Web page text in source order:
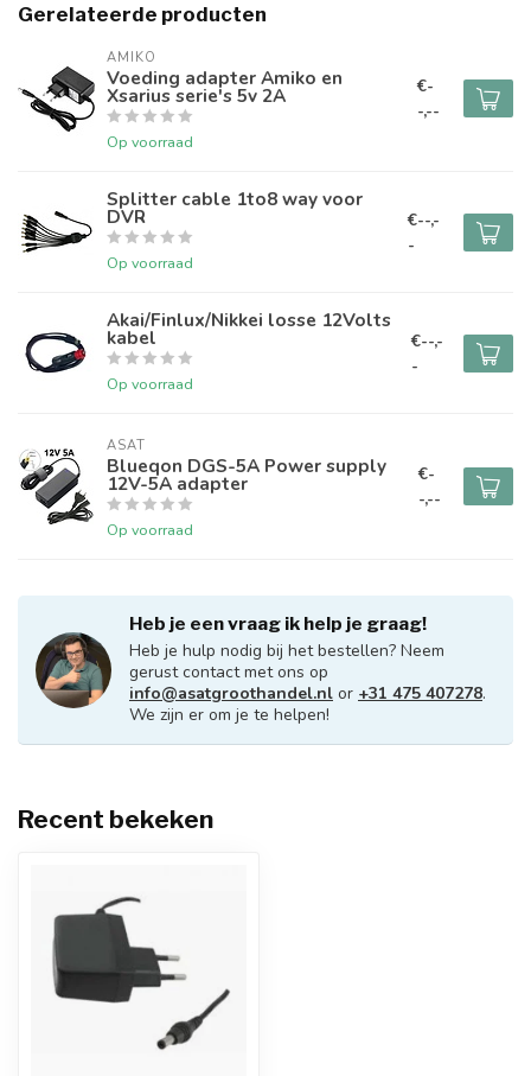
Gerelateerde producten
AMIKO
Voeding adapter Amiko en
Xsarius serie's 5v 2A
Op voorraad
€-
-,--
Splitter cable 1to8 way voor
DVR
Op voorraad
€--,-
-
Akai/Finlux/Nikkei losse 12Volts
kabel
Op voorraad
€--,-
-
ASAT
Blueqon DGS-5A Power supply
12V-5A adapter
Op voorraad
€-
-,--
Heb je een vraag ik help je graag!
Heb je hulp nodig bij het bestellen? Neem
gerust contact met ons op
info@asatgroothandel.nl or +31 475 407278.
We zijn er om je te helpen!
Recent bekeken